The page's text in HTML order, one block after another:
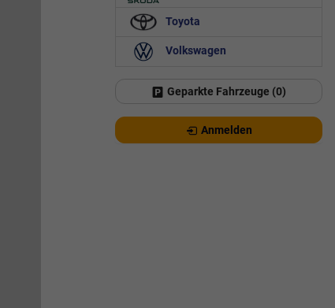
Toyota
Volkswagen
Geparkte Fahrzeuge (0)
Anmelden